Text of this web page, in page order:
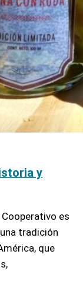
y
es
tradición
que